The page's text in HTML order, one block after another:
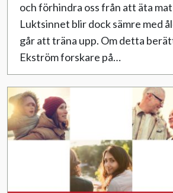
och förhindra oss från att äta
Luktsinnet blir dock sämre med
går att träna upp. Om detta
Ekström forskare på…